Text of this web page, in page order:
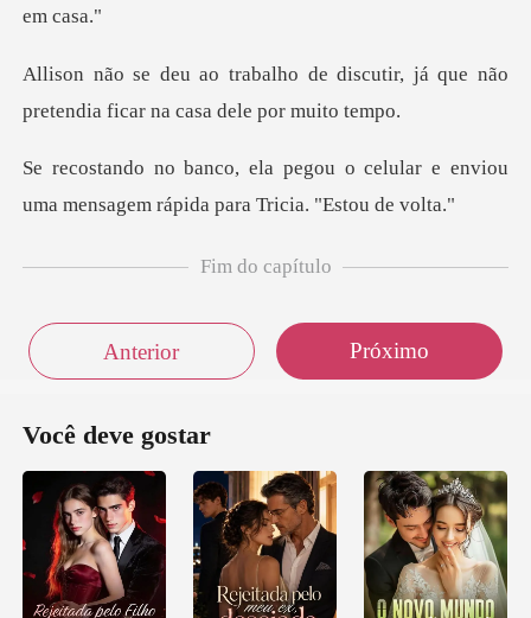
discutir, já que não
pretendia f
o celular e enviou
uma mensagem rá
Fim do capítulo
Anterior Próximo
Você deve gostar